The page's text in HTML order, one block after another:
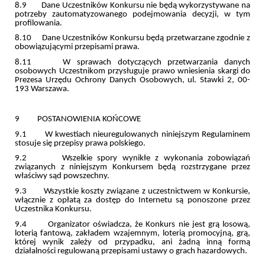
8.9 Dane Uczestników Konkursu nie będą wykorzystywane na
potrzeby zautomatyzowanego podejmowania decyzji, w tym
profilowania.
8.10 Dane Uczestników Konkursu będą przetwarzane zgodnie z
obowiązującymi przepisami prawa.
8.11 W sprawach dotyczących przetwarzania danych
osobowych Uczestnikom przysługuje prawo wniesienia skargi do
Prezesa Urzędu Ochrony Danych Osobowych, ul. Stawki 2, 00-
193 Warszawa.
9 POSTANOWIENIA KOŃCOWE
9.1 W kwestiach nieuregulowanych niniejszym Regulaminem
stosuje się przepisy prawa polskiego.
9.2 Wszelkie spory wynikłe z wykonania zobowiązań
związanych z niniejszym Konkursem będą rozstrzygane przez
właściwy sąd powszechny.
9.3 Wszystkie koszty związane z uczestnictwem w Konkursie,
włącznie z opłatą za dostęp do Internetu są ponoszone przez
Uczestnika Konkursu.
9.4 Organizator oświadcza, że Konkurs nie jest grą losową,
loterią fantową, zakładem wzajemnym, loterią promocyjną, grą,
której wynik zależy od przypadku, ani żadną inną formą
działalności regulowaną przepisami ustawy o grach hazardowych.